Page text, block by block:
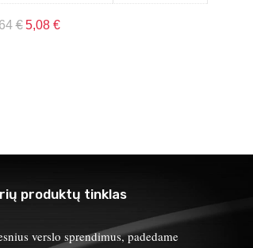
€ 5,08 €
produktų tinklas
verslo sprendimus, padedame